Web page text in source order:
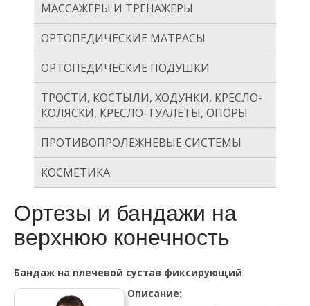
МАССАЖЕРЫ И ТРЕНАЖЕРЫ
ОРТОПЕДИЧЕСКИЕ МАТРАСЫ
ОРТОПЕДИЧЕСКИЕ ПОДУШКИ
ТРОСТИ, КОСТЫЛИ, ХОДУНКИ, КРЕСЛО-
КОЛЯСКИ, КРЕСЛО-ТУАЛЕТЫ, ОПОРЫ
ПРОТИВОПРОЛЕЖНЕВЫЕ СИСТЕМЫ
КОСМЕТИКА
Ортезы и бандажи на
верхнюю конечность
Бандаж на плечевой сустав фиксирующий
Описание: